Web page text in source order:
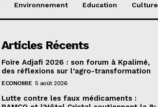
Environnement Education Culture
Articles Récents
Foire Adjafi 2026 : son forum à Kpalimé,
des réflexions sur l’agro-transformation
ECONOMIE 5 août 2026
Lutte contre les faux médicaments :